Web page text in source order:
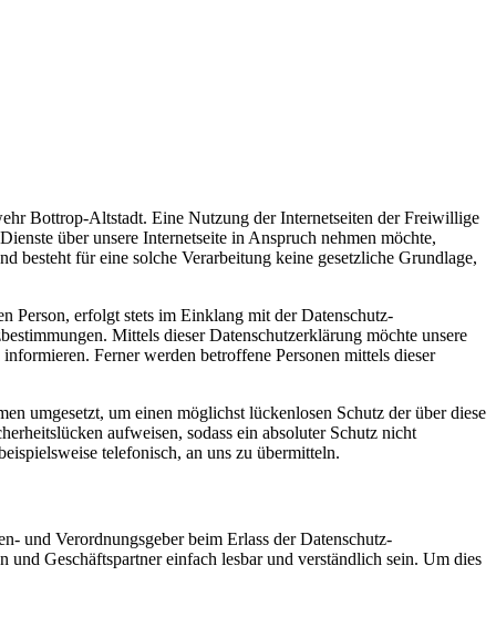
Bottrop-Altstadt. Eine Nutzung der Internetseiten der Freiwillige
über unsere Internetseite in Anspruch nehmen möchte,
besteht für eine solche Verarbeitung keine gesetzliche Grundlage,
Person, erfolgt stets im Einklang mit der Datenschutz-
Mittels dieser Datenschutzerklärung möchte unsere
Ferner werden betroffene Personen mittels dieser
umgesetzt, um einen möglichst lückenlosen Schutz der über diese
aufweisen, sodass ein absoluter Schutz nicht
telefonisch, an uns zu übermitteln.
und Verordnungsgeber beim Erlass der Datenschutz-
Geschäftspartner einfach lesbar und verständlich sein. Um dies